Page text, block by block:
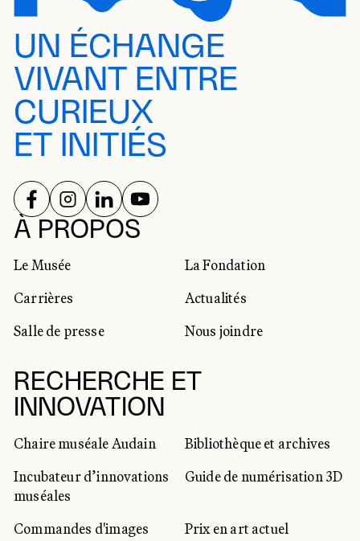
UN ÉCHANGE
VIVANT ENTRE
CURIEUX
ET INITIÉS
À PROPOS
Le Musée
La Fondation
Carrières
Actualités
Salle de presse
Nous joindre
RECHERCHE ET
INNOVATION
Chaire muséale Audain
Bibliothèque et archives
Incubateur d’innovations
muséales
Guide de numérisation 3D
Commandes d'images Prix en art actuel
RÉSEAUX SOCIAUX
SUIVEZ-NOUS SUR
SUIVEZ-NOUS SUR
SUIVEZ-NOUS SUR
SUIVEZ-NOUS SUR